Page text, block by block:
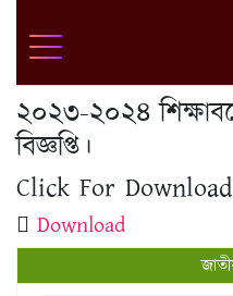
২০২৩-২০২৪
বিজ্ঞপ্তি।
Click For
Download